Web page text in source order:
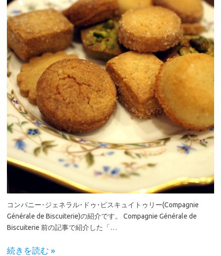
コンパニー･ジェネラル･ドゥ･ビスキュイトゥリー(Compagnie
Générale de Biscuiterie)の紹介です。 Compagnie Générale de
Biscuiterie 前の記事で紹介した「…
続きを読む »